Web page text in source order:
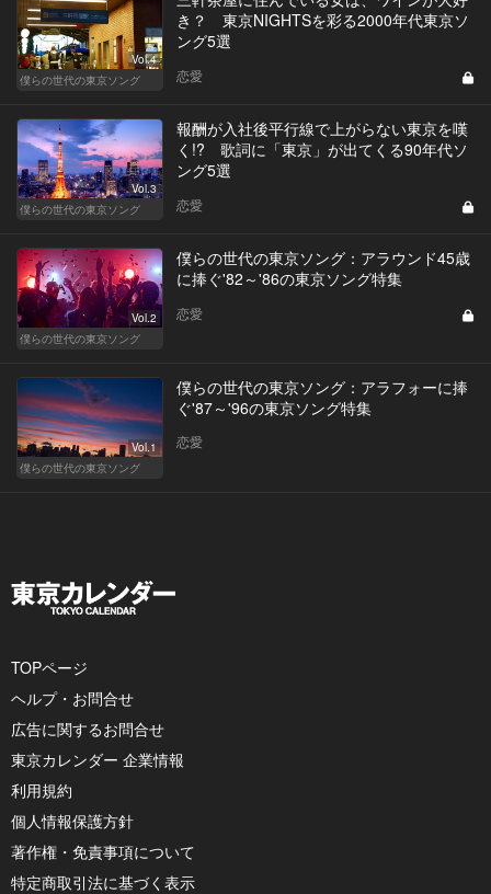
Vol.4
僕らの世代の東京ソング
き？ 東京NIGHTSを彩る2000年代東京ソ
ング5選
恋愛
Vol.3
僕らの世代の東京ソング
報酬が入社後平行線で上がらない東京を嘆
く!? 歌詞に「東京」が出てくる90年代ソ
ング5選
恋愛
Vol.2
僕らの世代の東京ソング
僕らの世代の東京ソング：アラウンド45歳
に捧ぐ'82～'86の東京ソング特集
恋愛
Vol.1
僕らの世代の東京ソング
僕らの世代の東京ソング：アラフォーに捧
ぐ'87～'96の東京ソング特集
恋愛
TOPページ
ヘルプ・お問合せ
広告に関するお問合せ
東京カレンダー 企業情報
利用規約
個人情報保護方針
著作権・免責事項について
特定商取引法に基づく表示